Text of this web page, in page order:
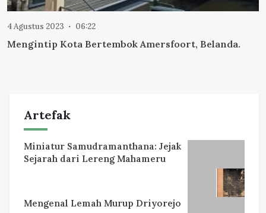
4 Agustus 2023 06:22
Mengintip Kota Bertembok Amersfoort, Belanda.
Artefak
Miniatur Samudramanthana: Jejak
Sejarah dari Lereng Mahameru
Mengenal Lemah Murup Driyorejo